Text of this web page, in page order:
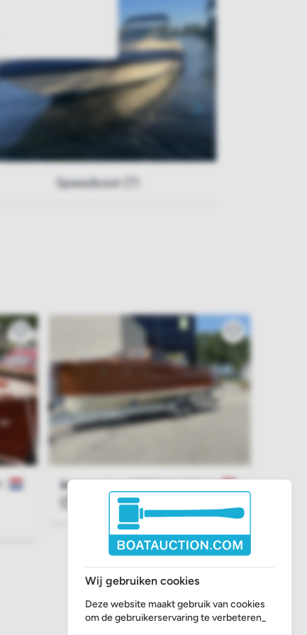
Speedboot (7)
Breedendam MTB30
Hoofddorp
Gesloten
Wij gebruiken cookies
Deze website maakt gebruik van cookies
om de gebruikerservaring te verbeteren_